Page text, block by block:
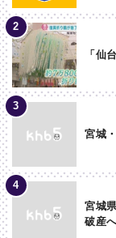
「仙
宮城
宮城
破産